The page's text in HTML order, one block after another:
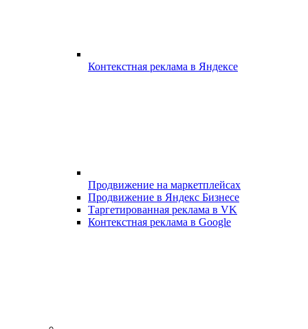
Контекстная реклама в Яндексе
Продвижение на маркетплейсах
Продвижение в Яндекс Бизнесе
Таргетированная реклама в VK
Контекстная реклама в Google